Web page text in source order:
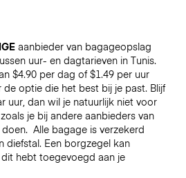
aanbieder van bagageopslag
uur- en dagtarieven in Tunis.
$4.90 per dag of $1.49 per uur
de optie die het best bij je past. Blijf
uur, dan wil je natuurlijk niet voor
je bij andere aanbieders van
Alle bagage is verzekerd
diefstal. Een borgzegel kan
hebt toegevoegd aan je